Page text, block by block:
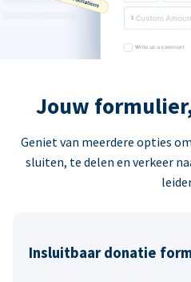
Jouw
Geniet van meerdere opties
sluiten, te delen en verkeer
Insluitbaar donatie